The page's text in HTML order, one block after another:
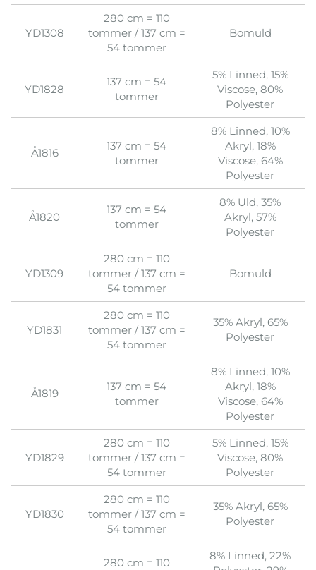
YD1308
280 cm = 110
tommer / 137 cm =
54 tommer
Bomuld
YD1828
137 cm = 54
tommer
5% Linned, 15%
Viscose, 80%
Polyester
Å1816
137 cm = 54
tommer
8% Linned, 10%
Akryl, 18%
Viscose, 64%
Polyester
Å1820
137 cm = 54
tommer
8% Uld, 35%
Akryl, 57%
Polyester
YD1309
280 cm = 110
tommer / 137 cm =
54 tommer
Bomuld
YD1831
280 cm = 110
tommer / 137 cm =
54 tommer
35% Akryl, 65%
Polyester
Å1819
137 cm = 54
tommer
8% Linned, 10%
Akryl, 18%
Viscose, 64%
Polyester
YD1829
280 cm = 110
tommer / 137 cm =
54 tommer
5% Linned, 15%
Viscose, 80%
Polyester
YD1830
280 cm = 110
tommer / 137 cm =
54 tommer
35% Akryl, 65%
Polyester
280 cm = 110
8% Linned, 22%